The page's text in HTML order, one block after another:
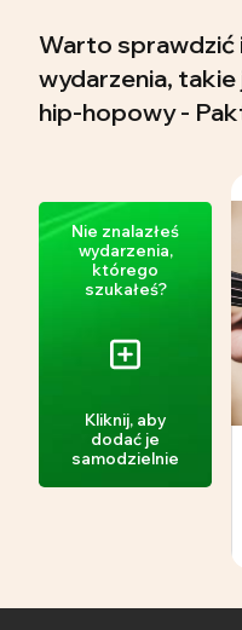
Warto sprawdzić
wydarzenia,
hip-hopowy -
Nie znalazłeś
wydarzenia,
którego
szukałeś?
Kliknij, aby
dodać je
samodzielnie